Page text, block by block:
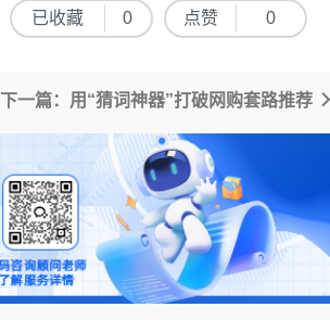
已收藏 0 点赞 0
下一篇：用“猜词神器”打破网购套路推荐